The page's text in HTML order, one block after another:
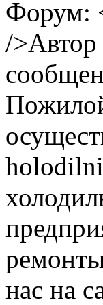
Форум:
/
нас на